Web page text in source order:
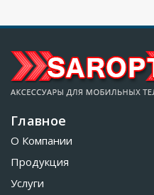
Главное
О Компании
Продукция
Услуги